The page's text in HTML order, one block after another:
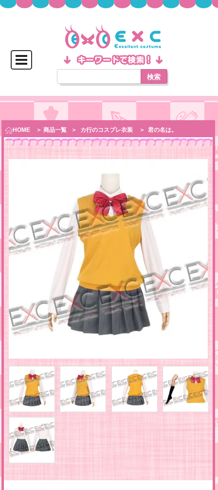
検索
HOME ＞ 商品一覧 ＞ カ行のコスプレ衣装 ＞ 君の名は。